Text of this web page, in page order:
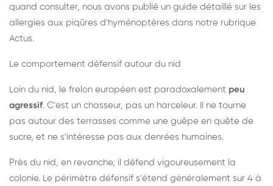
quand consulter, nous avons publié un guide détaillé sur les
allergies aux piqûres d'hyménoptères dans notre rubrique
Actus.
Le comportement défensif autour du nid
Loin du nid, le frelon européen est paradoxalement peu
agressif. C'est un chasseur, pas un harceleur. Il ne tourne
pas autour des terrasses comme une guêpe en quête de
sucre, et ne s'intéresse pas aux denrées humaines.
Près du nid, en revanche, il défend vigoureusement la
colonie. Le périmètre défensif s'étend généralement sur 4 à